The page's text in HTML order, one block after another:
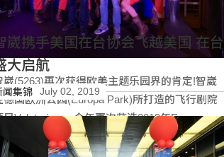
崴(5263)再次获得欧美主题乐园界的肯定!智崴
德国欧洲公园(Europa Park)所打造的飞行剧院
目Voletarium，今年再次获选2019年European
Awards欧洲地区主题乐园最佳骑乘设备大奖
Europe’s Best Dark Ride）。
阅读更多
崴携手美国在台协会飞越美国 在台
大启航
闻集锦 July 02, 2019